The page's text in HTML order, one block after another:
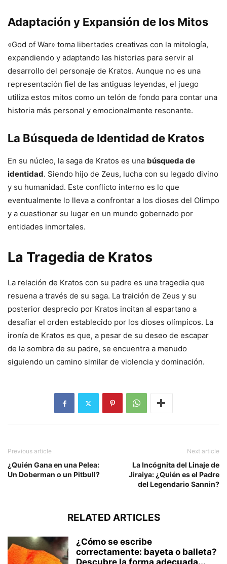
Adaptación y Expansión de los Mitos
«God of War» toma libertades creativas con la mitología,
expandiendo y adaptando las historias para servir al
desarrollo del personaje de Kratos. Aunque no es una
representación fiel de las antiguas leyendas, el juego
utiliza estos mitos como un telón de fondo para contar una
historia más personal y emocionalmente resonante.
La Búsqueda de Identidad de Kratos
En su núcleo, la saga de Kratos es una búsqueda de
identidad. Siendo hijo de Zeus, lucha con su legado divino
y su humanidad. Este conflicto interno es lo que
eventualmente lo lleva a confrontar a los dioses del Olimpo
y a cuestionar su lugar en un mundo gobernado por
entidades inmortales.
La Tragedia de Kratos
La relación de Kratos con su padre es una tragedia que
resuena a través de su saga. La traición de Zeus y su
posterior desprecio por Kratos incitan al espartano a
desafiar el orden establecido por los dioses olímpicos. La
ironía de Kratos es que, a pesar de su deseo de escapar
de la sombra de su padre, se encuentra a menudo
siguiendo un camino similar de violencia y dominación.
Previous article
¿Quién Gana en una Pelea:
Un Doberman o un Pitbull?
Next article
La Incógnita del Linaje de
Jiraiya: ¿Quién es el Padre
del Legendario Sannin?
RELATED ARTICLES
¿Cómo se escribe
correctamente: bayeta o balleta?